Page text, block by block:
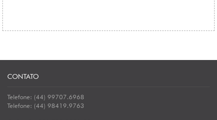
CONTATO
Telefone: (44) 99707.6968
Telefone: (44) 98419.9763